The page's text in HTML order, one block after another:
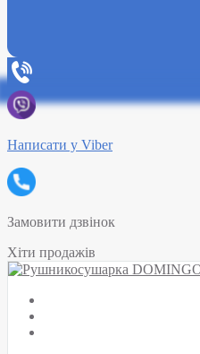
Написати у Viber
Замовити дзвінок
Хіти продажів